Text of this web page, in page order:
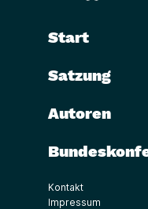
Start
Satzung
Autoren
Kontakt
Impressum